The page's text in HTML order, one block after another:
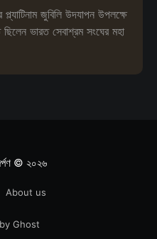
জুবিলি উদযাপন উপলক্ষে
ভারত সেবাশ্রম সংঘের মহা
© ২০২৬
About us
Ghost